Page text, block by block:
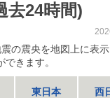
去24時間)
の震央を地図上に表
きます。
東日本 西